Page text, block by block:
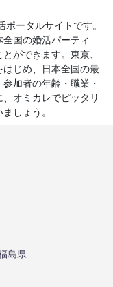
ータルサイトです。
国の婚活パーティ
ができます。東京、
じめ、日本全国の最
加者の年齢・職業・
オミカレでピッタリ
しょう。
島県